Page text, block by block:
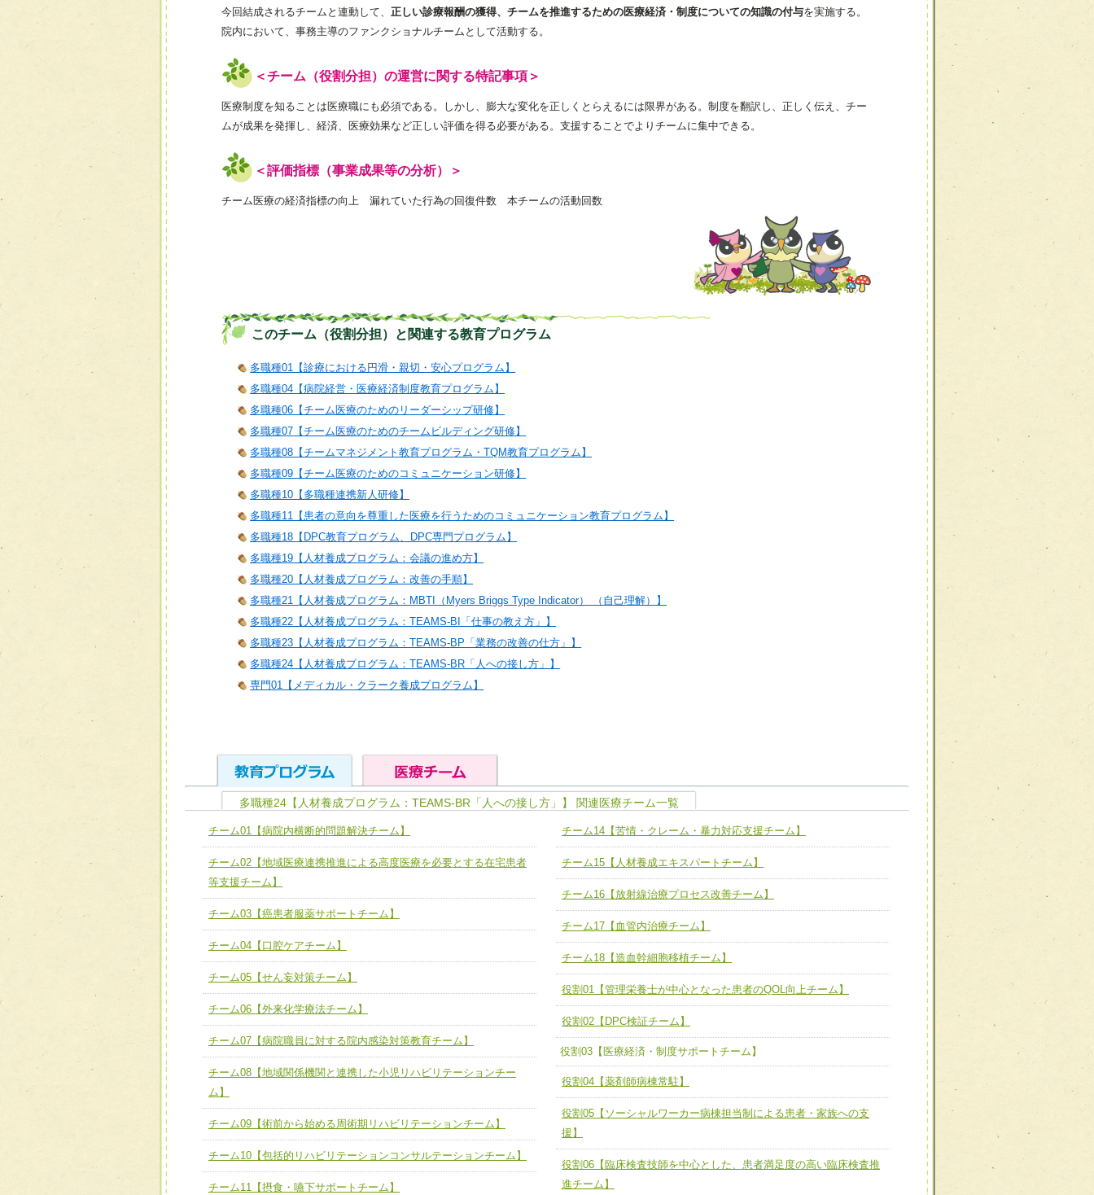
今回結成されるチームと連動して、 正しい診療報酬の獲得、チームを推進するための医療経済・制度についての知識の付与を実施する。
院内において、事務主導のファンクショナルチームとして活動する。
＜チーム（役割分担）の運営に関する特記事項＞
医療制度を知ることは医療職にも必須である。しかし、膨大な変化を正しくとらえるには限界がある。制度を翻訳し、正しく伝え、チー
ムが成果を発揮し、経済、医療効果など正しい評価を得る必要がある。支援することでよりチームに集中できる。
＜評価指標（事業成果等の分析）＞
チーム医療の経済指標の向上 漏れていた行為の回復件数 本チームの活動回数
このチーム（役割分担）と関連する教育プログラム
多職種01【診療における円滑・親切・安心プログラム】
多職種04【病院経営・医療経済制度教育プログラム】
多職種06【チーム医療のためのリーダーシップ研修】
多職種07【チーム医療のためのチームビルディング研修】
多職種08【チームマネジメント教育プログラム・TQM教育プログラム】
多職種09【チーム医療のためのコミュニケーション研修】
多職種10【多職種連携新人研修】
多職種11【患者の意向を尊重した医療を行うためのコミュニケーション教育プログラム】
多職種18【DPC教育プログラム、DPC専門プログラム】
多職種19【人材養成プログラム：会議の進め方】
多職種20【人材養成プログラム：改善の手順】
多職種21【人材養成プログラム：MBTI（Myers Briggs Type Indicator） （自己理解）】
多職種22【人材養成プログラム：TEAMS-BI「仕事の教え方」】
多職種23【人材養成プログラム：TEAMS-BP「業務の改善の仕方」】
多職種24【人材養成プログラム：TEAMS-BR「人への接し方」】
専門01【メディカル・クラーク養成プログラム】
ユニット１ 医療人としての基礎能力
全人的医療を実践する医療人として、必要な基礎能力を身につ
ける
必要に応じて柔軟に医療チームを組織し、強調できる
ユニット３ 多職種連携力
他職種の視点とスキルを学び、相互理解と連携を深める
ユニット４ 専門能力拡大・向上
各職種のスキルを拡大・向上させ、新たな可能性を広げる
人材養成のためのマネジメントおよび効果的な指導ができる
チーム01【病院内横断的問題解決チーム】
チーム02【地域医療連携推進による高度医療を必要とする在
宅患者等支援チーム】
チーム05【せん妄対策チーム】
チーム06【外来化学療法チーム】
チーム07【病院職員に対する院内感染対策教育チーム】
チーム08【地域関係機関と連携した小児リハビリテーション
チーム09【術前から始める周術期リハビリテーションチー
ム】
チーム10【包括的リハビリテーションコンサルテーションチ
ーム】
チーム14【苦情・クレーム・暴力対応支援チーム】
チーム15【人材養成エキスパートチーム】
チーム18【造血幹細胞移植チーム】
役割01【管理栄養士が中心となった患者のQOL向上チーム】
役割02【DPC検証チーム】
役割03【医療経済・制度サポートチーム】
役割04【薬剤師病棟常駐】
役割05【ソーシャルワーカー病棟担当制による患者・家族へ
の支援】
役割06【臨床検査技師を中心とした、患者満足度の高い臨床
検査推進チーム】
多職種24【人材養成プログラム：TEAMS-BR「人への接し方」】 関連医療チーム一覧
チーム01【病院内横断的問題解決チーム】
チーム02【地域医療連携推進による高度医療を必要とする在宅患者
等支援チーム】
チーム03【癌患者服薬サポートチーム】
チーム04【口腔ケアチーム】
チーム05【せん妄対策チーム】
チーム06【外来化学療法チーム】
チーム07【病院職員に対する院内感染対策教育チーム】
チーム08【地域関係機関と連携した小児リハビリテーションチー
ム】
チーム09【術前から始める周術期リハビリテーションチーム】
チーム10【包括的リハビリテーションコンサルテーションチーム】
チーム11【摂食・嚥下サポートチーム】
チーム14【苦情・クレーム・暴力対応支援チーム】
チーム15【人材養成エキスパートチーム】
チーム16【放射線治療プロセス改善チーム】
チーム17【血管内治療チーム】
チーム18【造血幹細胞移植チーム】
役割01【管理栄養士が中心となった患者のQOL向上チーム】
役割02【DPC検証チーム】
役割03【医療経済・制度サポートチーム】
役割04【薬剤師病棟常駐】
役割05【ソーシャルワーカー病棟担当制による患者・家族への支
援】
役割06【臨床検査技師を中心とした、患者満足度の高い臨床検査推
進チーム】